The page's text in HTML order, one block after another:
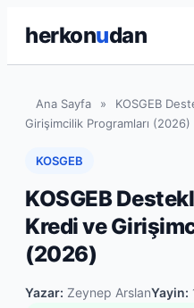
herkonudan
Ana Sayfa »
KOSGEB
Girişimcilik Programları (2026)
KOSGEB
KOSGEB
Kredi ve
(2026)
Yazar: Zeynep ArslanYayin: